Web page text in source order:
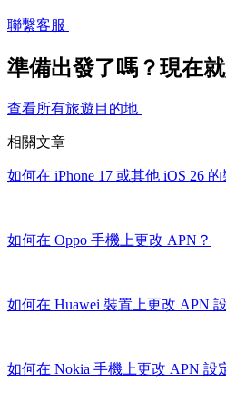
聯繫客服
準備出發了嗎？現在
查看所有旅遊目的地
相關文章
如何在 iPhone 17 或其他 iOS 26
如何在 Oppo 手機上更改 APN？
如何在 Huawei 裝置上更改 APN
如何在 Nokia 手機上更改 APN 設